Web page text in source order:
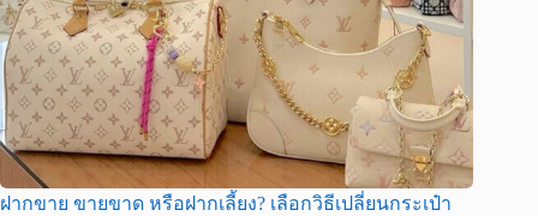
ฝากขาย ขายขาด หรือฝากเลี้ยง? เลือกวิธีเปลี่ยนกระเป๋า